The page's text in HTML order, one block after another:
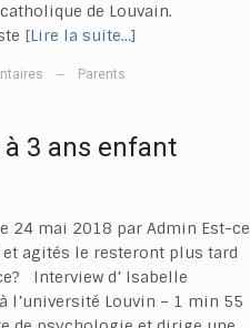
de Louvain.
[Lire la suite…]
— Parents
3 ans enfant
24 mai 2018 par Admin Est-ce
agités le resteront plus tard
Interview d’ Isabelle
l’université Louvin – 1 min 55